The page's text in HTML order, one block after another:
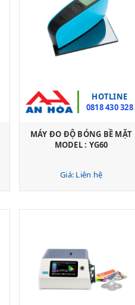
HOTLINE
0818 430 328
MÁY ĐO ĐỘ BÓNG BỀ MẶT
MODEL : YG60
Giá: Liên hệ